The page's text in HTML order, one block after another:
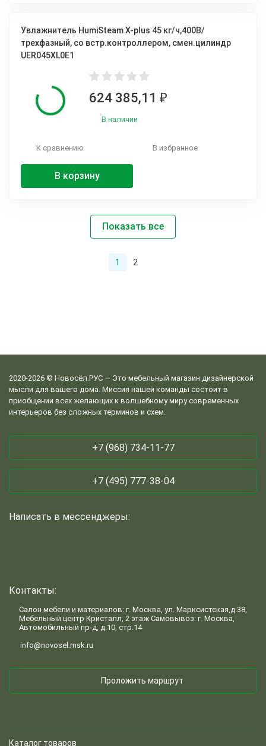
Увлажнитель HumiSteam X-plus 45 кг/ч,400В/
трехфазный, со встр.контроллером, смен.цилиндр
UER045XL0E1
624 385,11 ₽
В наличии
К сравнению В избранное
В корзину
Показать все
1 2
2020-2026 © Новосёл.РУС — Это мебельный магазин дизайнерской
мысли для вашего дома. Миссия нашей команды состоит в
приобщении всех желающих к волшебному миру современных
интерьеров без сложных терминов и схем.
+7 (968) 734-11-77
+7 (495) 777-38-04
Написать в мессенджеры:
Контакты:
Салон мебели и материалов: г. Москва, ул. Марксистская,д.38,
Мебельный центр Кристалл, 2 этаж Самовывоз: г. Москва,
Автомобильный пр-д, д.10, стр.14
info@novosel.msk.ru
Проложить маршрут
Каталог товаров